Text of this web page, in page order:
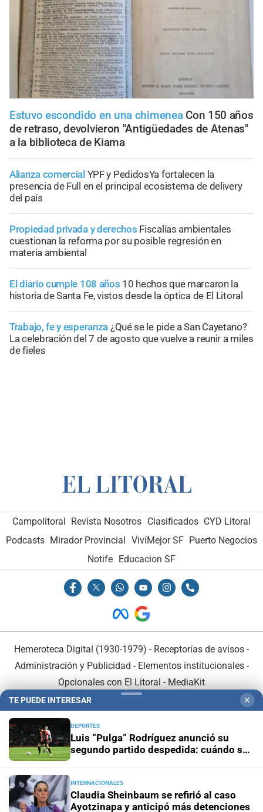
Estuvo escondido en una chimenea Con 150 años
de retraso, devolvieron "Antigüedades de Atenas"
a la biblioteca de Kiama
Alianza comercial YPF y PedidosYa fortalecen la
presencia de Full en el principal ecosistema de delivery
del país
Propiedad privada y derechos Fiscalías ambientales
cuestionan la reforma por su posible regresión en
materia ambiental
El diario cumple 108 años 10 hechos que marcaron la
historia de Santa Fe, vistos desde la óptica de El Litoral
Trabajo, fe y esperanza ¿Qué se le pide a San Cayetano?
La celebración del 7 de agosto que vuelve a reunir a miles
de fieles
Campolitoral Revista Nosotros Clasificados CYD Litoral
Podcasts Mirador Provincial VivíMejor SF Puerto Negocios
Notife Educacion SF
Hemeroteca Digital (1930-1979) - Receptorías de avisos -
Administración y Publicidad - Elementos institucionales-
Opcionales con El Litoral - MediaKit
En Asociación con:
TE PUEDE INTERESAR ✕
DEPORTES
Luis “Pulga” Rodríguez anunció su
segundo partido despedida: cuándo se
INTERNACIONALES
Claudia Sheinbaum se refirió al caso
Ayotzinapa y anticipó más detenciones